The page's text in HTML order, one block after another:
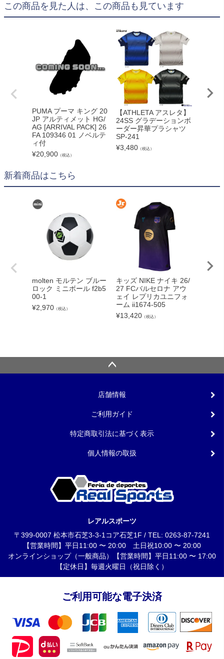
この商品を見た人は、この商品も見ています
PUMA プーマ キング 20
JP アルティメット HG/
AG [ARRIVAL PACK] 26
FA 109346 01 ノベルテ
ィ付
¥20,900 （税込）
【ATHLETA アスレタ】
24SS グラデーションボ
ーダー昇華プラシャツ
SP-241
¥3,480 （税込）
新着商品はこちら
molten モルテン ブルー
ロック ミニボール f2b5
00-1
¥2,970 （税込）
キッズ NIKE ナイキ 26/
27 FCバルセロナ アウ
ェイ レプリカユニフォ
ーム ii1674-505
¥13,420 （税込）
店舗情報
ご利用ガイド
特定商取引法に基づく表示
個人情報の取扱
レアルスポーツ
〒399-0007 松本市石芝3-3-1コア石芝1F / TEL: 0263-87-7241
【営業時間】平日11:00 〜 20:00 土日祝10:00 〜 20:00
オンラインショップ（一般商品）【営業時間】平日11:00 〜 17:00
【定休日】毎週火曜日（祝日除く）
ご利用可能な電子決済